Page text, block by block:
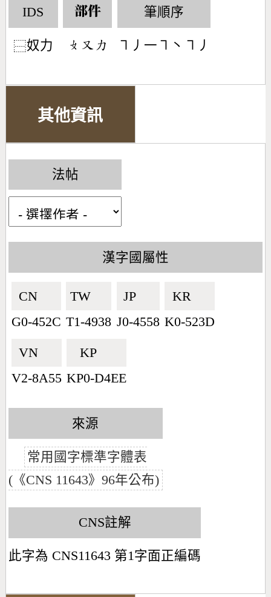
IDS
⿱奴力
部件
󶂛󶁓󶁒
筆順序
㇕丿一㇕丶㇕丿
其他資訊
法帖
漢字國屬性
CN🇨🇳
G0-452C
TW🇹🇼
T1-4938
JP🇯🇵
J0-4558
KR🇰🇷
K0-523D
VN🇻🇳
V2-8A55
KP🇰🇵
KP0-D4EE
來源
常用國字標準字體表
(《CNS 11643》96年公布)
CNS註解
此字為 CNS11643 第1字面正編碼